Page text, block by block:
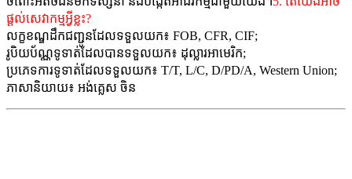
ផ្តល់សេវាកម្មអ្វីខ្លះ?
លក្ខខណ្ឌដឹកជញ្ជូនដែលទទួលយក៖ FOB, CFR, CIF;
រូបិយប័ណ្ណទូទាត់ដែលបានទទួលយក៖ ដុល្លារអាមេរិក;
ប្រភេទការទូទាត់ដែលទទួលយក៖ T/T, L/C, D/PD/A, Western Union;
ភាសានិយាយ៖ អង់គ្លេស ចិន